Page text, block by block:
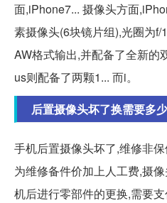
面,iPhone7... 摄像头方面
素摄像头(6块镜片组),光圈为
AW格式输出,并配备了全新的
us则配备了两颗1... 而i。
后置摄像头坏了换需要多
手机后置摄像头坏了,维修非
为维修备件价加上人工费,摄
机后进行零部件的更换,需要